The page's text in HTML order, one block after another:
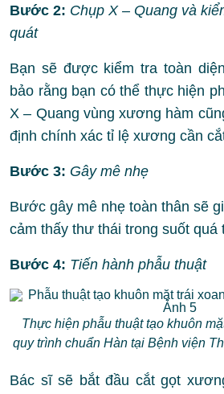
Bước 2: Chụp X – Quang và
quát
Bạn sẽ được kiểm tra toàn
bảo rằng bạn có thể thực hiện
X – Quang vùng xương hàm
định chính xác tỉ lệ xương cần
Bước 3: Gây mê nhẹ
Bước gây mê nhẹ toàn thân sẽ
cảm thấy thư thái trong suốt quá
Bước 4: Tiến hành phẫu thuật
Thực hiện phẫu thuật tạo khuôn
quy trình chuẩn Hàn tại Bệnh viện
Bác sĩ sẽ bắt đầu cắt gọt